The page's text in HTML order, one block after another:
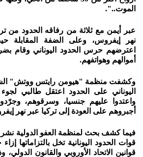
الموت..".
عبر أيمن مع ثلاثة من رفاقه الحدود من
نهر إيفروس، وعلى الضفة المقابلة حيث
اعترضهم حرس الحدود اليوناني وقام
أموالهم وهواتفهم.
وكشفت منظمة "هيومن رايتس ووتش"
اليوناني على الحدود اعتقل طالبي
واعتدوا عليهم جنسيا، وسرقوهم،
أجبروهم على العودة إلى تركيا عبر نهر
فيما كشف بحث لمنظمة العفو الدولية نشر
قوات الحدود اليونانية تخل بالتزاماتها
قوانين الاتحاد الأوروبي والقانون